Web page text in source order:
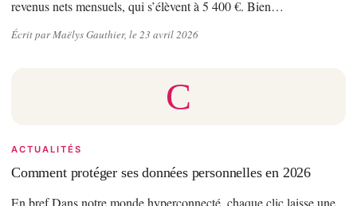
revenus nets mensuels, qui s’élèvent à 5 400 €. Bien…
Écrit par Maëlys Gauthier, le 23 avril 2026
C
ACTUALITÉS
Comment protéger ses données personnelles en 2026
En bref Dans notre monde hyperconnecté, chaque clic laisse une